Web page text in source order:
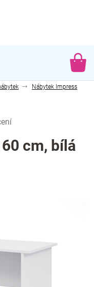
Nábytek Impress
cm, bílá